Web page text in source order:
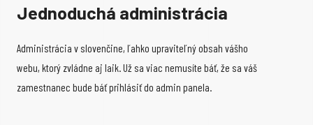
Jednoduchá administrácia
Administrácia v slovenčine, ľahko upraviteľný obsah vášho
webu, ktorý zvládne aj laik. Už sa viac nemusíte báť, že sa váš
zamestnanec bude báť prihlásiť do admin panela.